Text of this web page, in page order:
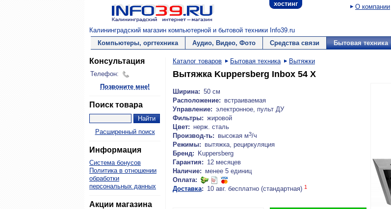
хостинг О компании
Калининградский магазин компьютерной и бытовой техники Info39.ru
Компьютеры, оргтехника
Аудио, Видео, Фото Средства связи Бытовая техника
Консультация
Телефон:
Позвоните мне!
Поиск товара
Расширенный поиск
Информация
Система бонусов
Политика в отношении
обработки
персональных данных
Акции магазина
Каталог товаров Бытовая техника Вытяжки
Вытяжка Kuppersberg Inbox 54 X
Ширина: 50 см
Расположение: встраиваемая
Управление: электронное, пульт ДУ
Фильтры: жировой
Цвет: нерж. сталь
Производ-ть: высокая м3/ч
Режимы: вытяжка, рециркуляция
Бренд:
Kuppersberg
Гарантия: 12 месяцев
Наличие: менее 5 единиц
Оплата:
Доставка: 10 авг. бесплатно (стандартная) 1